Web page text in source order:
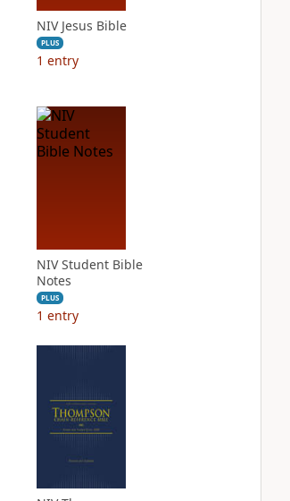
NIV Jesus Bible
PLUS
1 entry
NIV Student Bible
Notes
PLUS
1 entry